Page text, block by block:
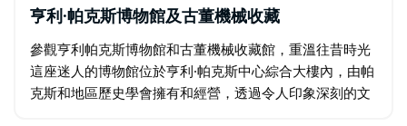
亨利·帕克斯博物館及古董機械收藏
參觀亨利帕克斯博物館和古董機械收藏館，重溫往昔時光
這座迷人的博物館位於亨利·帕克斯中心綜合大樓內，由帕
克斯和地區歷史學會擁有和經營，透過令人印象深刻的文